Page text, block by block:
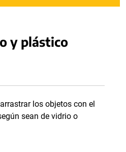
y plástico
los objetos con el
sean de vidrio o